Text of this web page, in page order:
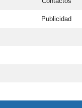
Publicidad